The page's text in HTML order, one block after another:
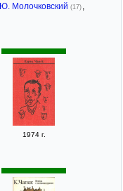
Ю. Молочковский (17) ,
1974 г.